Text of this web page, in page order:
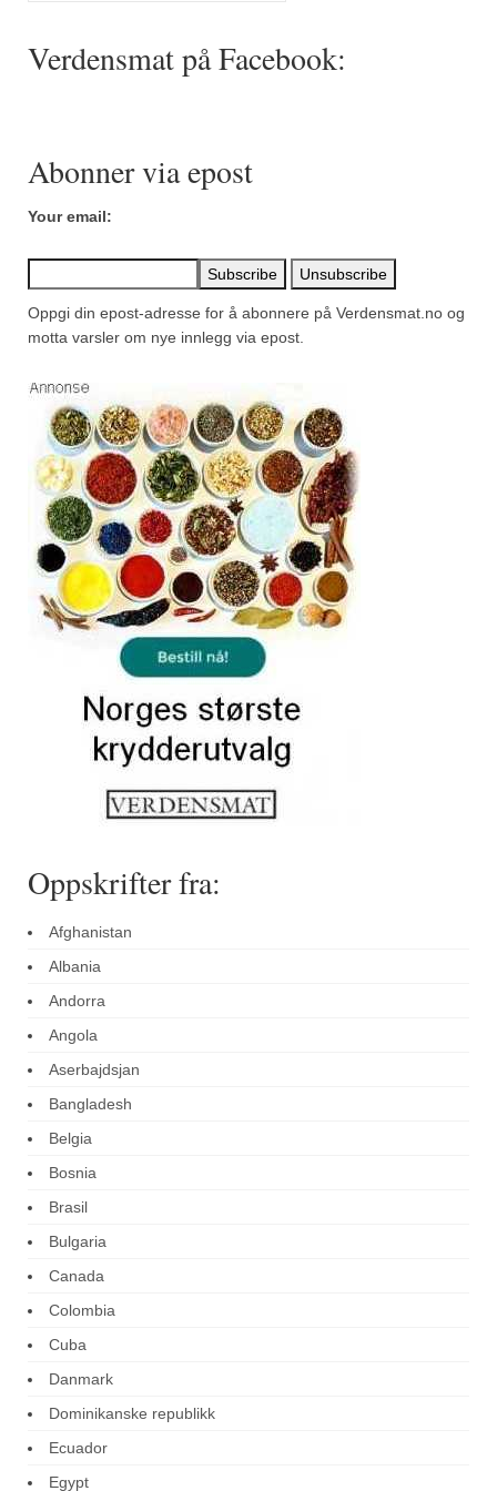
Mirepoix
Paprikapulver, pikant
Piment d’Espelette
Purreløk (tørket)
Rosépepper
Salvie
Sar (bønneurt)
Selleriblader
Smaken av skog
Tapaskrydder
Tomatflak
Om oss
Nettbutikk
Verdensmat på Facebook:
Abonner via epost
Your email:
Oppgi din epost-adresse for å abonnere på Verdensmat.no og
motta varsler om nye innlegg via epost.
Oppskrifter fra:
Afghanistan
Albania
Andorra
Angola
Aserbajdsjan
Bangladesh
Belgia
Bosnia
Brasil
Bulgaria
Canada
Colombia
Cuba
Danmark
Dominikanske republikk
Ecuador
Egypt